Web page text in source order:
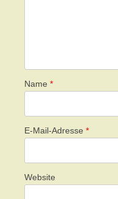
Name *
E-Mail-Adresse *
Website